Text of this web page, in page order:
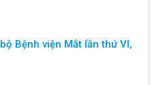
Bệnh viện Mắt lần thứ VI,